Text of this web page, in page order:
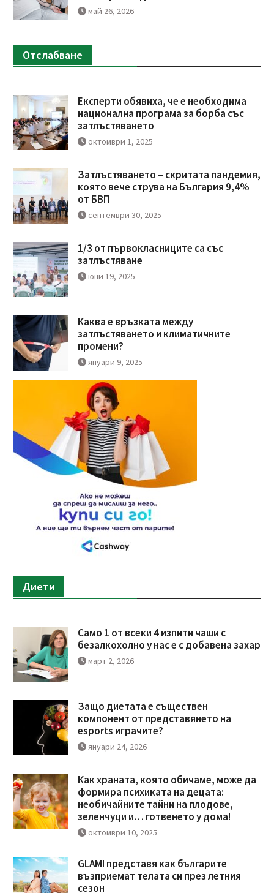
май 26, 2026
Отслабване
Експерти обявиха, че е необходима
национална програма за борба със
затлъстяването
октомври 1, 2025
Затлъстяването – скритата пандемия,
която вече струва на България 9,4%
от БВП
септември 30, 2025
1/3 от първокласниците са със
затлъстяване
юни 19, 2025
Каква е връзката между
затлъстяването и климатичните
промени?
януари 9, 2025
Диети
Само 1 от всеки 4 изпити чаши с
безалкохолно у нас е с добавена захар
март 2, 2026
Защо диетата е съществен
компонент от представянето на
esports играчите?
януари 24, 2026
Как храната, която обичаме, може да
формира психиката на децата:
необичайните тайни на плодове,
зеленчуци и… готвенето у дома!
октомври 10, 2025
GLAMI представя как българите
възприемат телата си през летния
сезон